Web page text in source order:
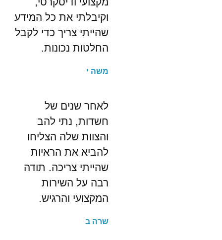
וקיבלתי את כל המידע
שהייתי צריך כדי לקבל
החלטות נכונות.
משה י
לאחר שנים של
חשדות, נתי להב
והצוות שלה הצליחו
להביא את הראיות
שהייתי צריכה. תודה
רבה על השירות
המקצועי והרגיש.
שרה ב